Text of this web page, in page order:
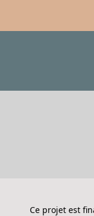
Ce projet est